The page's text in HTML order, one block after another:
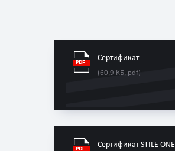
Сертификат
(60,9 КБ, pdf)
Сертификат STILE ONE